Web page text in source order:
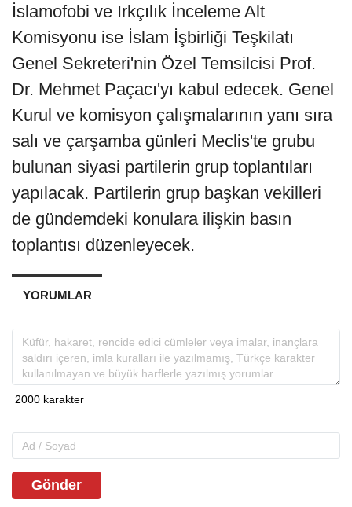
İslamofobi ve Irkçılık İnceleme Alt
Komisyonu ise İslam İşbirliği Teşkilatı
Genel Sekreteri'nin Özel Temsilcisi Prof.
Dr. Mehmet Paçacı'yı kabul edecek. Genel
Kurul ve komisyon çalışmalarının yanı sıra
salı ve çarşamba günleri Meclis'te grubu
bulunan siyasi partilerin grup toplantıları
yapılacak. Partilerin grup başkan vekilleri
de gündemdeki konulara ilişkin basın
toplantısı düzenleyecek.
YORUMLAR
Gönder